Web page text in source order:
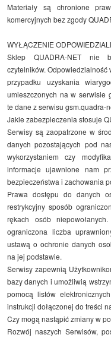
Materiały są chronione
komercyjnych bez zgody
WYŁĄCZENIE
Sklep QUADRA-NET nie
czytelników. Odpowiedzialność
przypadku uzyskania
umieszczonych na w serwisie
te dane z serwisu gsm.quadra-
Jakie zabezpieczenia stosuje
Serwisy są zaopatrzone w
danych pozostających pod
wykorzystaniem czy
informacje ujawnione nam
bezpieczeństwa i zachowania
Prawa dostępu do danych
restrykcyjny sposób
rękach osób
ograniczona liczba
ustawą o ochronie danych
na jej podstawie.
Serwisy zapewnią
bazy danych i umożliwią
pomocą listów
instrukcji dołączonej do treści
Czy mogą nastąpić zmiany w
Rozwój naszych Serwisów,